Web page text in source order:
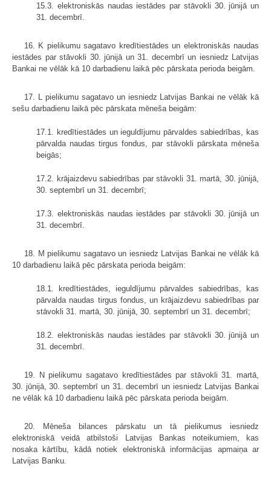
15.3. elektroniskās naudas iestādes par stāvokli 30. jūnijā un
31. decembrī.
16. K pielikumu sagatavo kredītiestādes un elektroniskās naudas
iestādes par stāvokli 30. jūnijā un 31. decembrī un iesniedz Latvijas
Bankai ne vēlāk kā 10 darbadienu laikā pēc pārskata perioda beigām.
17. L pielikumu sagatavo un iesniedz Latvijas Bankai ne vēlāk kā
sešu darbadienu laikā pēc pārskata mēneša beigām:
17.1. kredītiestādes un ieguldījumu pārvaldes sabiedrības, kas
pārvalda naudas tirgus fondus, par stāvokli pārskata mēneša
beigās;
17.2. krājaizdevu sabiedrības par stāvokli 31. martā, 30. jūnijā,
30. septembrī un 31. decembrī;
17.3. elektroniskās naudas iestādes par stāvokli 30. jūnijā un
31. decembrī.
18. M pielikumu sagatavo un iesniedz Latvijas Bankai ne vēlāk kā
10 darbadienu laikā pēc pārskata perioda beigām:
18.1. kredītiestādes, ieguldījumu pārvaldes sabiedrības, kas
pārvalda naudas tirgus fondus, un krājaizdevu sabiedrības par
stāvokli 31. martā, 30. jūnijā, 30. septembrī un 31. decembrī;
18.2. elektroniskās naudas iestādes par stāvokli 30. jūnijā un
31. decembrī.
19. N pielikumu sagatavo kredītiestādes par stāvokli 31. martā,
30. jūnijā, 30. septembrī un 31. decembrī un iesniedz Latvijas Bankai
ne vēlāk kā 10 darbadienu laikā pēc pārskata perioda beigām.
20. Mēneša bilances pārskatu un tā pielikumus iesniedz
elektroniskā veidā atbilstoši Latvijas Bankas noteikumiem, kas
nosaka kārtību, kādā notiek elektroniskā informācijas apmaiņa ar
Latvijas Banku.